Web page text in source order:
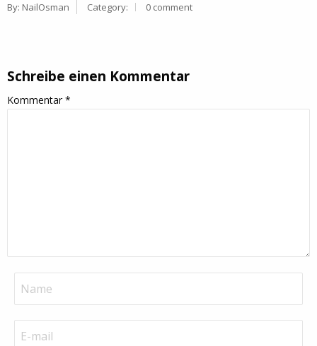
By: NailOsman Category: 0 comment
Schreibe einen Kommentar
Kommentar*